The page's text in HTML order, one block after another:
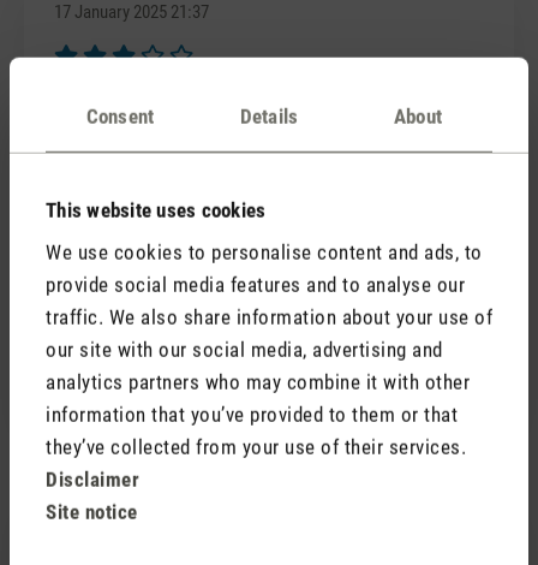
Consent Details About
This website uses cookies
We use cookies to personalise content and ads, to
provide social media features and to analyse our
traffic. We also share information about your use of
our site with our social media, advertising and
analytics partners who may combine it with other
information that you’ve provided to them or that
they’ve collected from your use of their services.
Disclaimer
Site notice
17 January 2025 21:37
Eine kleine Auszeit
klare Design, das mich an einen Vulkan erinnert, der
könnte, vielleicht aber auch nicht, irgendwie
magisch…
Mit den Einstellungen ist man schnell vertraut. Für
mich hat die Pseudo-Flamme etwas Meditatives,
Beruhigendes - sehr entspannend…
3 November 2025 16:34